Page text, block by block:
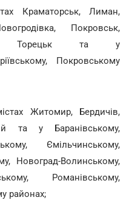
Краматорськ, Лиман,
Покровськ,
Торецьк та у
Покровському
Житомир, Бердичів,
та у Баранівському,
Ємільчинському,
Новоград-Волинському,
Романівському,
районах;